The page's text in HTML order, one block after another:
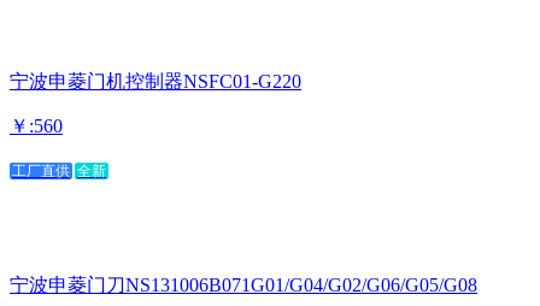
宁波申菱门机控制器NSFC01-G220
￥:560
工厂直供 全新
宁波申菱门刀NS131006B071G01/G04/G02/G06/G05/G08